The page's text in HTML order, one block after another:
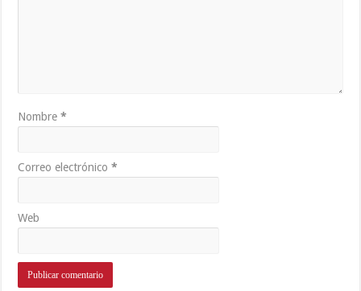
Nombre*
Correo electrónico*
Web